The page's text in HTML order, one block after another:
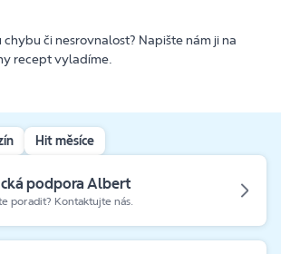
či nesrovnalost? Napište nám ji na
recept vyladíme.
Hit měsíce
podpora Albert
poradit? Kontaktujte nás.